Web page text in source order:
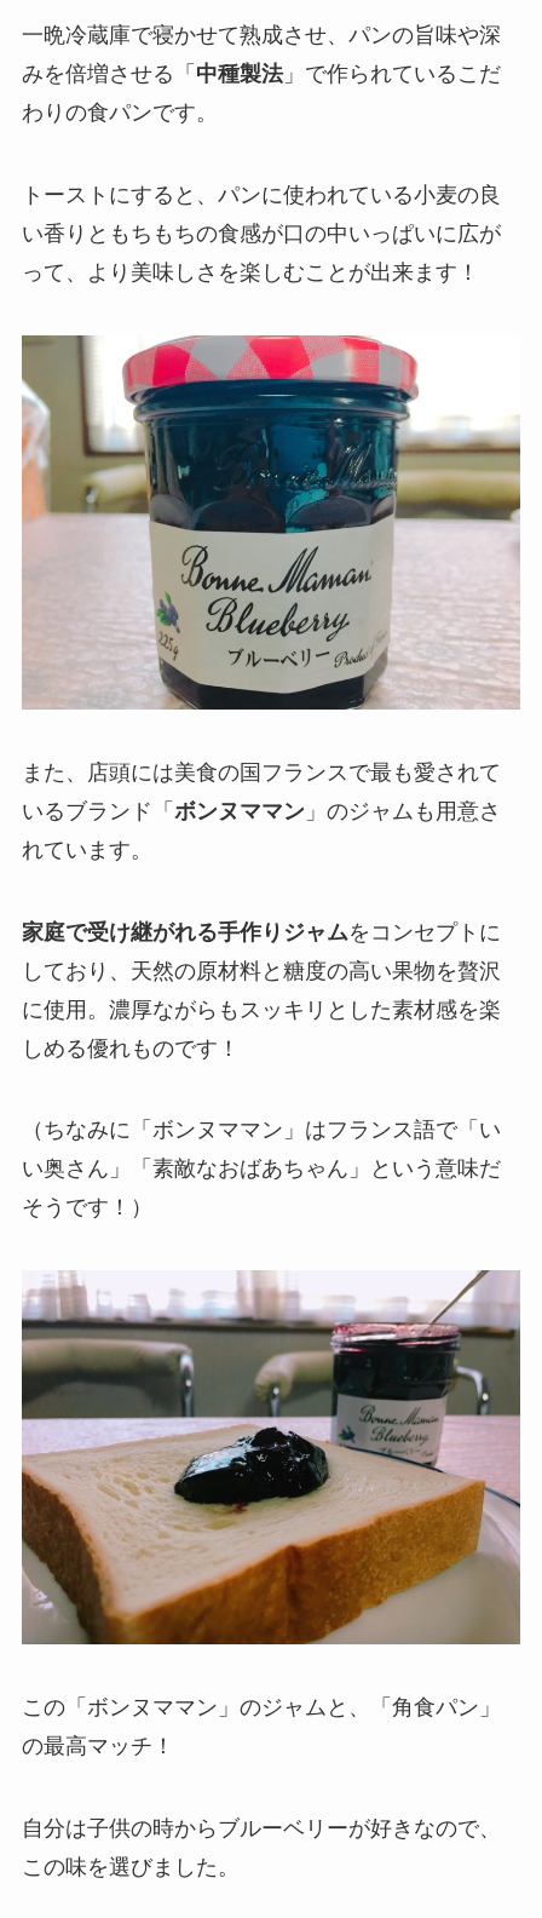
一晩冷蔵庫で寝かせて熟成させ、パンの旨味や深
みを倍増させる「 中種製法」で作られているこだ
わりの食パンです。
トーストにすると、パンに使われている小麦の良
い香りともちもちの食感が口の中いっぱいに広が
って、より美味しさを楽しむことが出来ます！
また、店頭には美食の国フランスで最も愛されて
いるブランド「 ボンヌママン」のジャムも用意さ
れています。
家庭で受け継がれる手作りジャムをコンセプトに
しており、天然の原材料と糖度の高い果物を贅沢
に使用。濃厚ながらもスッキリとした素材感を楽
しめる優れものです！
（ちなみに「ボンヌママン」はフランス語で「い
い奥さん」「素敵なおばあちゃん」という意味だ
そうです！）
この「ボンヌママン」のジャムと、「角食パン」
の最高マッチ！
自分は子供の時からブルーベリーが好きなので、
この味を選びました。